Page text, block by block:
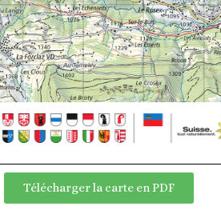
Télécharger la carte en PDF